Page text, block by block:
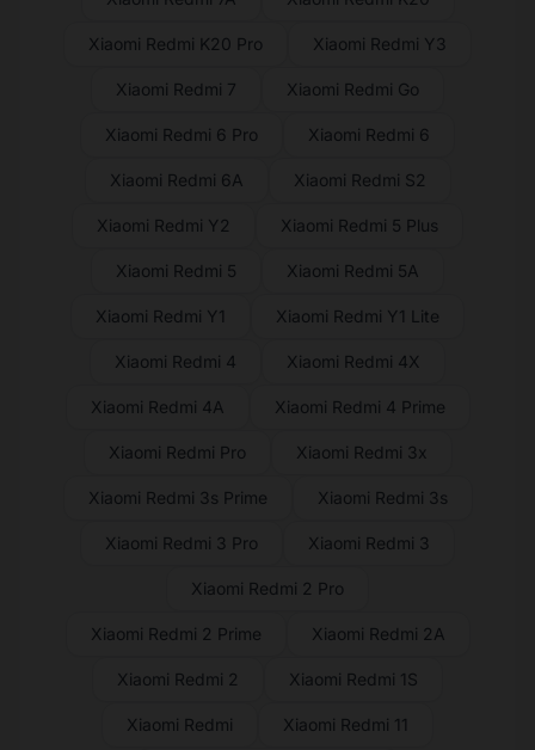
Xiaomi Redmi K20 Pro Xiaomi Redmi Y3
Xiaomi Redmi 7 Xiaomi Redmi Go
Xiaomi Redmi 6 Pro Xiaomi Redmi 6
Xiaomi Redmi 6A Xiaomi Redmi S2
Xiaomi Redmi Y2 Xiaomi Redmi 5 Plus
Xiaomi Redmi 5 Xiaomi Redmi 5A
Xiaomi Redmi Y1 Xiaomi Redmi Y1 Lite
Xiaomi Redmi 4 Xiaomi Redmi 4X
Xiaomi Redmi 4A Xiaomi Redmi 4 Prime
Xiaomi Redmi Pro Xiaomi Redmi 3x
Xiaomi Redmi 3s Prime Xiaomi Redmi 3s
Xiaomi Redmi 3 Pro Xiaomi Redmi 3
Xiaomi Redmi 2 Pro
Xiaomi Redmi 2 Prime Xiaomi Redmi 2A
Xiaomi Redmi 2 Xiaomi Redmi 1S
Xiaomi Redmi Xiaomi Redmi 11